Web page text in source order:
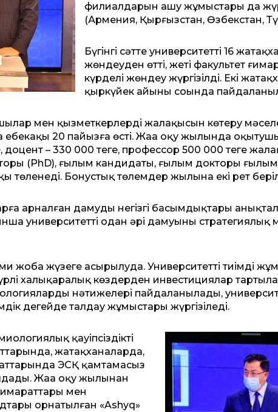
филиалдарын ашу жұмыстары да
(Армения, Қырғызстан, Өзбекстан,
Бүгінгі сәтте университеттің 16
жөндеуден өтті, жеті факультет
күрделі жөндеу жүргізілді. Екі
қыркүйек айының соңында
мен қызметкерлердің жалақысын көтеру
20 пайызға өсті. Жаңа оқу жылында
доцент – 330 000 теңге, профессор 500 000 теңге
(PhD), ғылым кандидаты, ғылым докторы
төленеді. Бонустық төлемдер жылына екі рет
арналған дамудың негізгі басымдықтары
университеттің одан әрі дамуының стратегиялық
жоба жүзеге асырылуда. Университеттің тиімді
халықаралық көздерден инвестициялар
нәтижелері пайдаланылады,
деңгейде талдау жұмыстары жүргізіледі.
қауіпсіздікті
жатақханаларда,
ЭСҚ қамтамасыз
Жаңа оқу жылынан
мен
орнатылған «Ashyq»